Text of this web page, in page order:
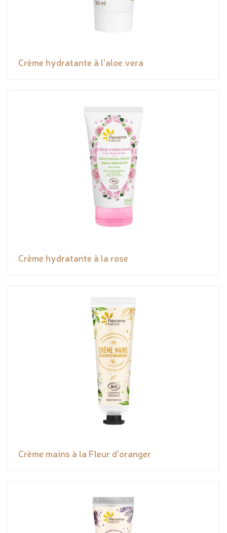
Crème hydratante à l'aloe vera
Crème hydratante à la rose
Crème mains à la Fleur d'oranger